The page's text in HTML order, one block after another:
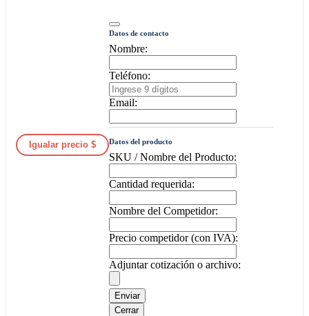
Igualar precio $
Datos de contacto
Nombre:
Teléfono:
Email:
Datos del producto
SKU / Nombre del Producto:
Cantidad requerida:
Nombre del Competidor:
Precio competidor (con IVA):
Adjuntar cotización o archivo:
Enviar
Cerrar